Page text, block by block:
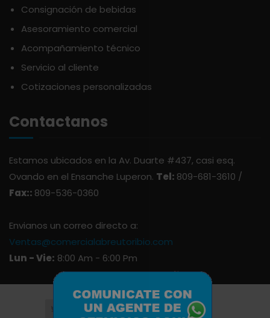
PASTAS
PICADERAS
SALSAS
SAZONES
SNACKS
AQUA
ARDUINI
ARIENZO DE MARQUEZ
ATLANTICO
AVALON
AZUKITA
BACARDI
Consignación de bebidas
Asesoramiento comercial
Acompañamiento técnico
Servicio al cliente
Cotizaciones personalizadas
Contactanos
Estamos ubicados en la Av. Duarte #437, casi esq.
Ovando en el Ensanche Luperon. Tel: 809-681-3610 /
Fax:: 809-536-0360
Envianos un correo directo a:
Ventas@comercialabreutoribio.com
Lun - Vie: 8:00 Am - 6:00 Pm